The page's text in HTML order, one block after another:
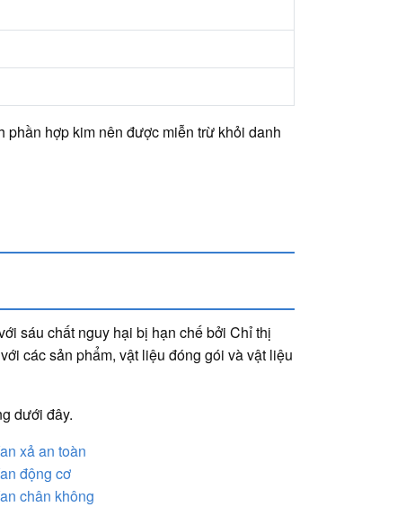
hợp kim nên được miễn trừ khỏi danh
sáu chất nguy hại bị hạn chế bởi Chỉ thị
các sản phẩm, vật liệu đóng gói và vật liệu
dưới đây.
xả an toàn
động cơ
chân không